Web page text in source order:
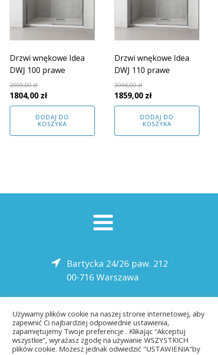
Drzwi wnękowe Idea
DWJ 100 prawe
2005,00zł
Pierwotna
cena
wynosiła:
2005,00 zł.
1804,00 złAktualna
cena
wynosi:
DODAJ DO
KOSZYKA
Drzwi wnękowe Idea
DWJ 110 prawe
2066,00zł
Pierwotna
cena
wynosiła:
2066,00 zł.
1859,00 złAktualna
cena
wynosi:
DODAJ DO
KOSZYKA
Bartycka 24/26 paw. 212
00-716 Warszawa
22 559-10-50
biuro@saloni.pl
Używamy plików cookie na naszej stronie internetowej, aby
zapewnić Ci najbardziej odpowiednie ustawienia,
zapamiętujemy Twoje preferencje . Klikając “Akceptuj
wszystkie”, wyrażasz zgodę na używanie WSZYSTKICH
plików cookie. Możesz jednak odwiedzić "USTAWIENIA"by